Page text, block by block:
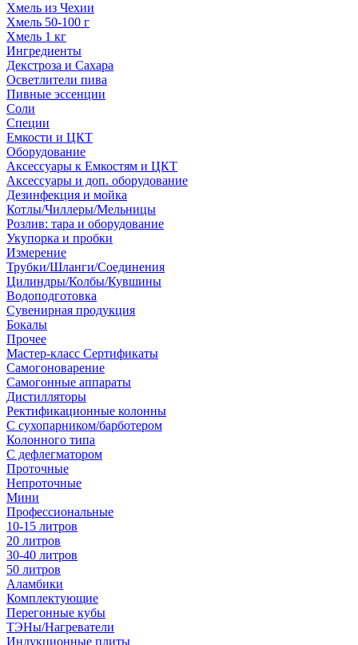
Хмель из Чехии
Хмель 50-100 г
Хмель 1 кг
Ингредиенты
Декстроза и Сахара
Осветлители пива
Пивные эссенции
Соли
Специи
Емкости и ЦКТ
Оборудование
Аксессуары к Емкостям и ЦКТ
Аксессуары и доп. оборудование
Дезинфекция и мойка
Котлы/Чиллеры/Мельницы
Розлив: тара и оборудование
Укупорка и пробки
Измерение
Трубки/Шланги/Соединения
Цилиндры/Колбы/Кувшины
Водоподготовка
Сувенирная продукция
Бокалы
Прочее
Мастер-класс Сертификаты
Самогоноварение
Самогонные аппараты
Дистилляторы
Ректификационные колонны
С сухопарником/барботером
Колонного типа
С дефлегматором
Проточные
Непроточные
Мини
Профессиональные
10-15 литров
20 литров
30-40 литров
50 литров
Аламбики
Комплектующие
Перегонные кубы
ТЭНы/Нагреватели
Индукционные плиты